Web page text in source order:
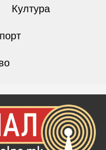
Култура